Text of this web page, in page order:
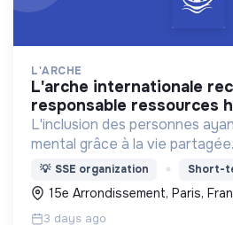
L'ARCHE
l'arche internationale recrute un(e)
responsable ressources
L'inclusion des personnes
mental grâce à la vie partagée.
💡 SSE organization Short-
15e Arrondissement, Paris,
3 days ago